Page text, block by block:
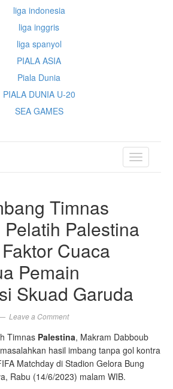
liga indonesia
liga inggris
liga spanyol
PIALA ASIA
Piala Dunia
PIALA DUNIA U-20
SEA GAMES
TOGGLE
Timnas
Palestina
Cuaca
Pemain
Skuad Garuda
Leave a Comment
Timnas Palestina, Makram Dabboub
hasil imbang tanpa gol kontra
Matchday di Stadion Gelora Bung
Rabu (14/6/2023) malam WIB.